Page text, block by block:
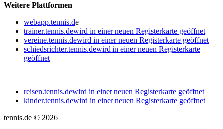
Weitere Plattformen
webapp.tennis.de
trainer.tennis.dewird in einer neuen Registerkarte geöffnet
vereine.tennis.dewird in einer neuen Registerkarte geöffnet
schiedsrichter.tennis.dewird in einer neuen Registerkarte
geöffnet
reisen.tennis.dewird in einer neuen Registerkarte geöffnet
kinder.tennis.dewird in einer neuen Registerkarte geöffnet
tennis.de © 2026